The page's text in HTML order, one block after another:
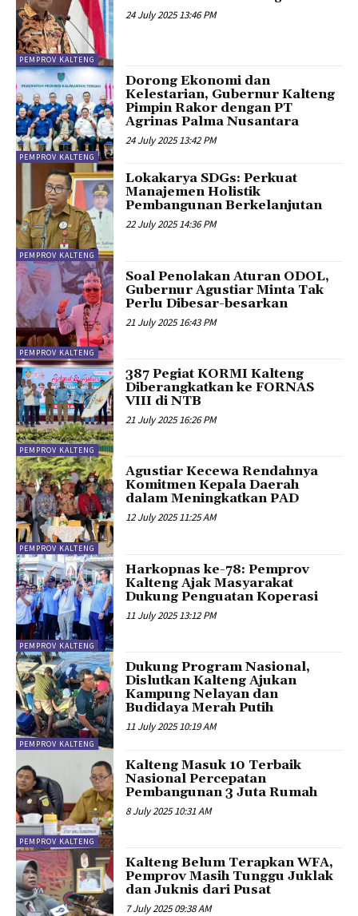
PEMPROV KALTENG
24 July 2025 13:46 PM
PEMPROV KALTENG
Dorong Ekonomi dan
Kelestarian, Gubernur Kalteng
Pimpin Rakor dengan PT
Agrinas Palma Nusantara
24 July 2025 13:42 PM
PEMPROV KALTENG
Lokakarya SDGs: Perkuat
Manajemen Holistik
Pembangunan Berkelanjutan
22 July 2025 14:36 PM
PEMPROV KALTENG
Soal Penolakan Aturan ODOL,
Gubernur Agustiar Minta Tak
Perlu Dibesar-besarkan
21 July 2025 16:43 PM
PEMPROV KALTENG
387 Pegiat KORMI Kalteng
Diberangkatkan ke FORNAS
VIII di NTB
21 July 2025 16:26 PM
PEMPROV KALTENG
Agustiar Kecewa Rendahnya
Komitmen Kepala Daerah
dalam Meningkatkan PAD
12 July 2025 11:25 AM
PEMPROV KALTENG
Harkopnas ke-78: Pemprov
Kalteng Ajak Masyarakat
Dukung Penguatan Koperasi
11 July 2025 13:12 PM
PEMPROV KALTENG
Dukung Program Nasional,
Dislutkan Kalteng Ajukan
Kampung Nelayan dan
Budidaya Merah Putih
11 July 2025 10:19 AM
PEMPROV KALTENG
Kalteng Masuk 10 Terbaik
Nasional Percepatan
Pembangunan 3 Juta Rumah
8 July 2025 10:31 AM
Kalteng Belum Terapkan WFA,
Pemprov Masih Tunggu Juklak
dan Juknis dari Pusat
7 July 2025 09:38 AM